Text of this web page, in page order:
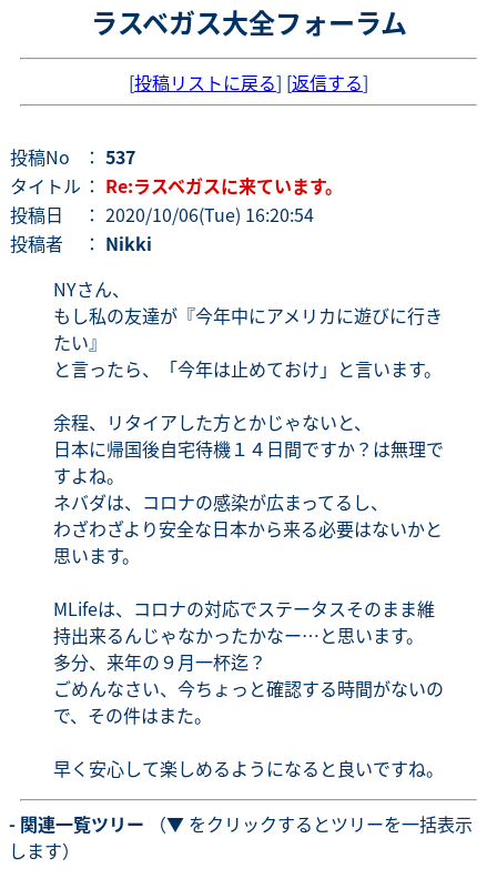
ラスベガス大全フォーラム
[投稿リストに戻る] [返信する]
投稿No ： 537
タイトル ： Re:ラスベガスに来ています。
投稿日
： 2020/10/06(Tue) 16:20:54
投稿者
： Nikki
NYさん、
もし私の友達が『今年中にアメリカに遊びに行き
たい』
と言ったら、「今年は止めておけ」と言います。
余程、リタイアした方とかじゃないと、
日本に帰国後自宅待機１４日間ですか？は無理で
すよね。
ネバダは、コロナの感染が広まってるし、
わざわざより安全な日本から来る必要はないかと
思います。
MLifeは、コロナの対応でステータスそのまま維
持出来るんじゃなかったかなー…と思います。
多分、来年の９月一杯迄？
ごめんなさい、今ちょっと確認する時間がないの
で、その件はまた。
早く安心して楽しめるようになると良いですね。
- 関連一覧ツリー （▼ をクリックするとツリーを一括表示
します）